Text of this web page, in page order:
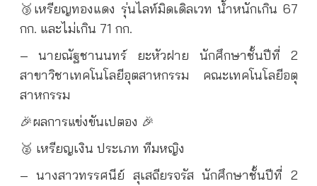
🥉เหรียญทองแดง รุ่นไลท์มิดเดิลเวท น้ำหนักเกิน 67
กก. และไม่เกิน 71 กก.
– นายณัฐชานนทร์ ยะหัวฝาย นักศึกษาชั้นปีที่ 2
สาขาวิชาเทคโนโลยีอุตสาหกรรม คณะเทคโนโลยีอตุ
สาหกรรม
🎉ผลการแข่งขันเปตอง 🎉
🥈 เหรียญเงิน ประเภท ทีมหญิง
– นางสาวทรรศนีย์ สุเสถียรจรัส นักศึกษาชั้นปีที่ 2